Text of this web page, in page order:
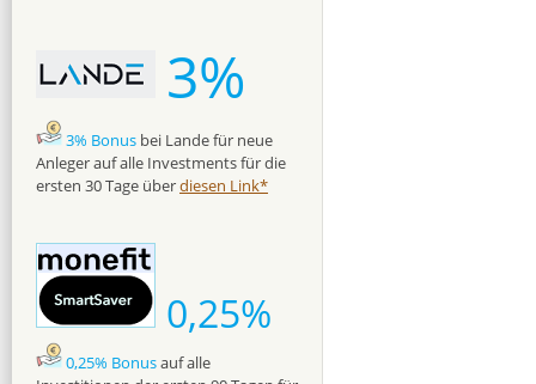
3%
3% Bonus bei Lande für neue
Anleger auf alle Investments für die
ersten 30 Tage überdiesen Link*
0,25%
0,25% Bonusauf alle